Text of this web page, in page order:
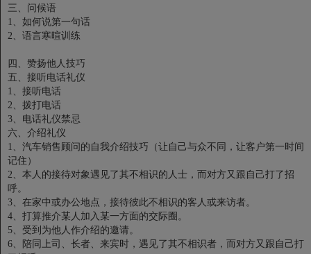
三、问候语
1、如何说第一句话
2、语言寒暄训练
四、赞扬他人技巧
五、接听电话礼仪
1、接听电话
2、拨打电话
3、电话礼仪禁忌
六、介绍礼仪
1、汽车销售顾问的自我介绍技巧（让自己与众不同，让客户第一时间
记住）
2、本人的接待对象遇见了其不相识的人士，而对方又跟自己打了招
呼。
3、在家中或办公地点，接待彼此不相识的客人或来访者。
4、打算推介某人加入某一方面的交际圈。
5、受到为他人作介绍的邀请。
6、陪同上司、长者、来宾时，遇见了其不相识者，而对方又跟自己打